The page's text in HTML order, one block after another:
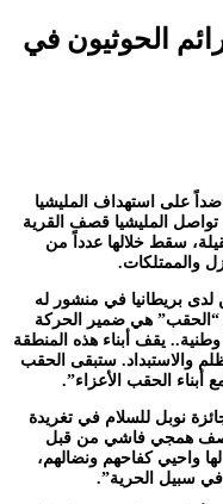
الحوثيون في
على استهداف المليشيا
المليشيا قصف القرية
سقط خلالها عدداً من
والممتلكات.
لدى بريطانيا في منشور له
“الحقب” هي ضمير الحركة
وطنية.. يقف أبناء هذه المنطقة
والاستبداد. ستبقى الحقب
الحقب الأعزاء”.
نوبل للسلام في تغريدة
لقصف همجي فاشي من قبل
واحيي كفاحهم ونضالهم،
في سبيل الحرية”.